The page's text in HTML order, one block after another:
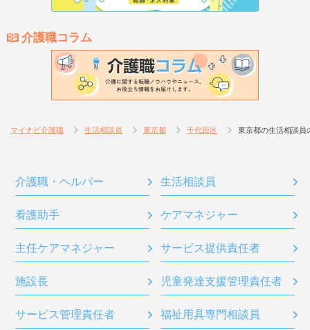
介護職コラム
マイナビ介護職 生活相談員 東京都 千代田区 東京都の生活相談員
介護職・ヘルパー 生活相談員
看護助手 ケアマネジャー
主任ケアマネジャー サービス提供責任者
施設長 児童発達支援管理責任者
サービス管理責任者 福祉用具専門相談員